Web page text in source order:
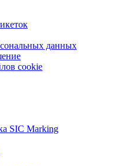
данных
cookie
SIC Marking